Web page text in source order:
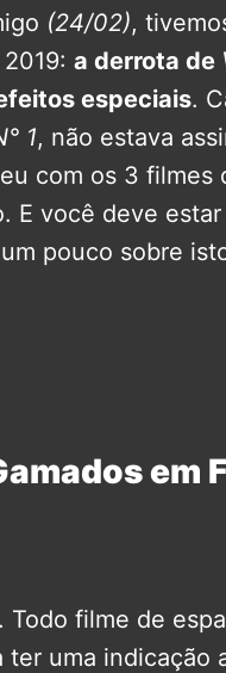
(24/02),
a derrota de
especiais.
1, não estava
com os 3 filmes
E você deve
pouco sobre
em
Todo filme de
ter uma indicação